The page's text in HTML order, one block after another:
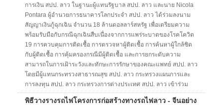
การเงิน สปป. ลาว ในฐานะผู้แทนรัฐบาล สปป. ลาว และนาย Nicola
Pontara ผู้อำนวยการธนาคารโลกประจำ สปป. ลาว ได้ร่วมลงนาม
สัญญาเงินกู้ฉุกเฉิน จำนวน 18 ล้านดอลลาร์สหรัฐ เพื่อเตรียมความ
พร้อมรับมือกับกรณีฉุกเฉินสืบเนื่องจากการแพร่ระบาดของโรคโควิด
19 การควบคุมการติดเชื้อ การตรวจหาผู้ติดเชื้อ การค้นหาผู้ใกล้ชิด
กับผู้ติดเชื้อ การคุ้มครองกรณีมีผู้ติดเชื้อ และการยกระดับความ
สามารถในการเฝ้าระวังและทักษะการรักษาของคณะแพทย์ สปป. ลาว
โดยมีผู้แทนกระทรวงสาธารณสุข สปป. ลาว กระทรวงแผนการและ
การลงทุน สปป. ลาว กระทรวงการต่างประเทศ สปป. ลาว เข้าร่วม
พิธีวางรางรถไฟโครงการก่อสร้างทางรถไฟลาว - จีนอย่าง